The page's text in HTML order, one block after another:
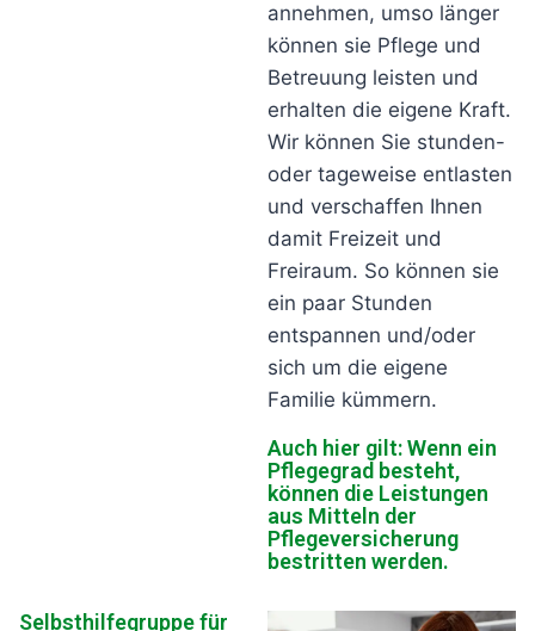
annehmen, umso länger
können sie Pflege und
Betreuung leisten und
erhalten die eigene Kraft.
Wir können Sie stunden-
oder tageweise entlasten
und verschaffen Ihnen
damit Freizeit und
Freiraum. So können sie
ein paar Stunden
entspannen und/oder
sich um die eigene
Familie kümmern.
Auch hier gilt: Wenn ein
Pflegegrad besteht,
können die Leistungen
aus Mitteln der
Pflegeversicherung
bestritten werden.
Selbsthilfegruppe für